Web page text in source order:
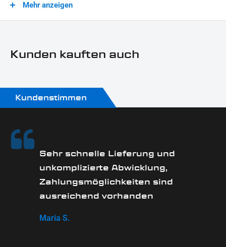
Zeitpunkt Ihrer Zahlungsanweisung).Beachten Sie, dass an
Mehr anzeigen
Kunden kauften auch
Kundenstimmen
Sehr schnelle Lieferung und
unkomplizierte Abwicklung,
Zahlungsmöglichkeiten sind
ausreichend vorhanden
Maria S.